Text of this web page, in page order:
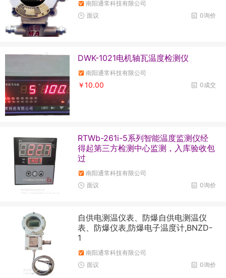
南阳通常科技有限公司
0询价
面议
DWK-1021电机轴瓦温度检测仪
南阳通常科技有限公司
0成交
￥10.00
RTWb-261i-5系列智能温度监测仪经
得起第三方检测中心监测，入库验收包
过
南阳通常科技有限公司
0询价
面议
自供电测温仪表、防爆自供电测温仪
表、防爆仪表,防爆电子温度计,BNZD-
1
南阳通常科技有限公司
0询价
面议